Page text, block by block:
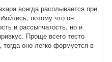
всегда расплывается при
потому что он
и рассыпчатость, но и
Проще всего тесто
оно легко формуется в